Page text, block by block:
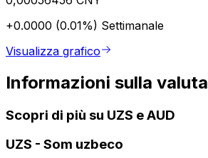
+0.0000 (0.01%) Settimanale
Visualizza grafico
Informazioni sulla valuta
Scopri di più su UZS e AUD
UZS - Som uzbeco